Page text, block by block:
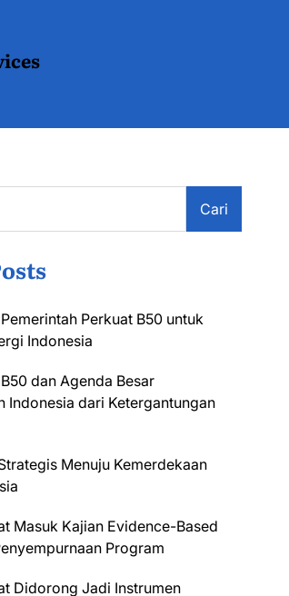
Cari
Perkuat B50 untuk
Indonesia
dan Agenda Besar
Indonesia dari Ketergantungan
Menuju Kemerdekaan
Masuk Kajian Evidence-Based
Program
Didorong Jadi Instrumen